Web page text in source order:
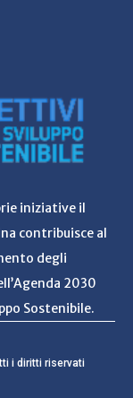
iniziative il
contribuisce al
degli
2030
Sostenibile.
i diritti riservati